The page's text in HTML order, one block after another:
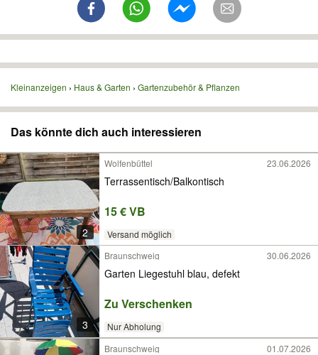
Kleinanzeigen Haus & Garten Gartenzubehör & Pflanzen
Das könnte dich auch interessieren
2
Wolfenbüttel 23.06.2026
Terrassentisch/Balkontisch
15 € VB
Versand möglich
3
Braunschweig 30.06.2026
Garten Liegestuhl blau, defekt
Zu Verschenken
Nur Abholung
Braunschweig 01.07.2026